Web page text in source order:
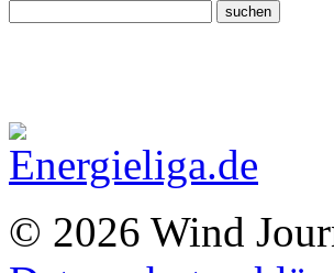
© 2026 Wind